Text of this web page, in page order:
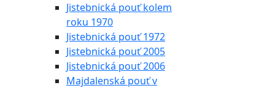
Jistebnická pouť kolem
roku 1970
Jistebnická pouť 1972
Jistebnická pouť 2005
Jistebnická pouť 2006
Majdalenská pouť v